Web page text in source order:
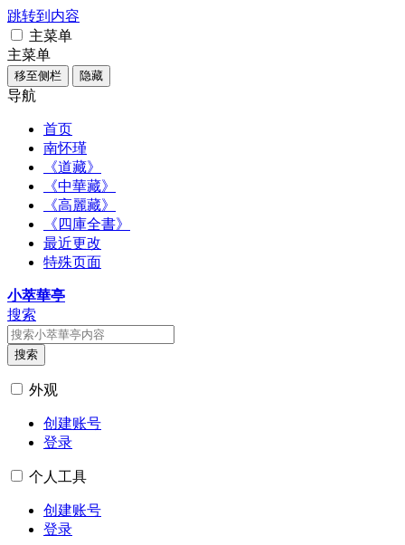
跳转到内容
主菜单
主菜单
移至侧栏 隐藏
导航
首页
南怀瑾
《道藏》
《中華藏》
《高麗藏》
《四庫全書》
最近更改
特殊页面
小萃華亭
搜索
搜索
外观
创建账号
登录
个人工具
创建账号
登录